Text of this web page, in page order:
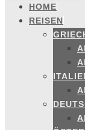
Zum
Inhalt
springen
HOME
REISEN